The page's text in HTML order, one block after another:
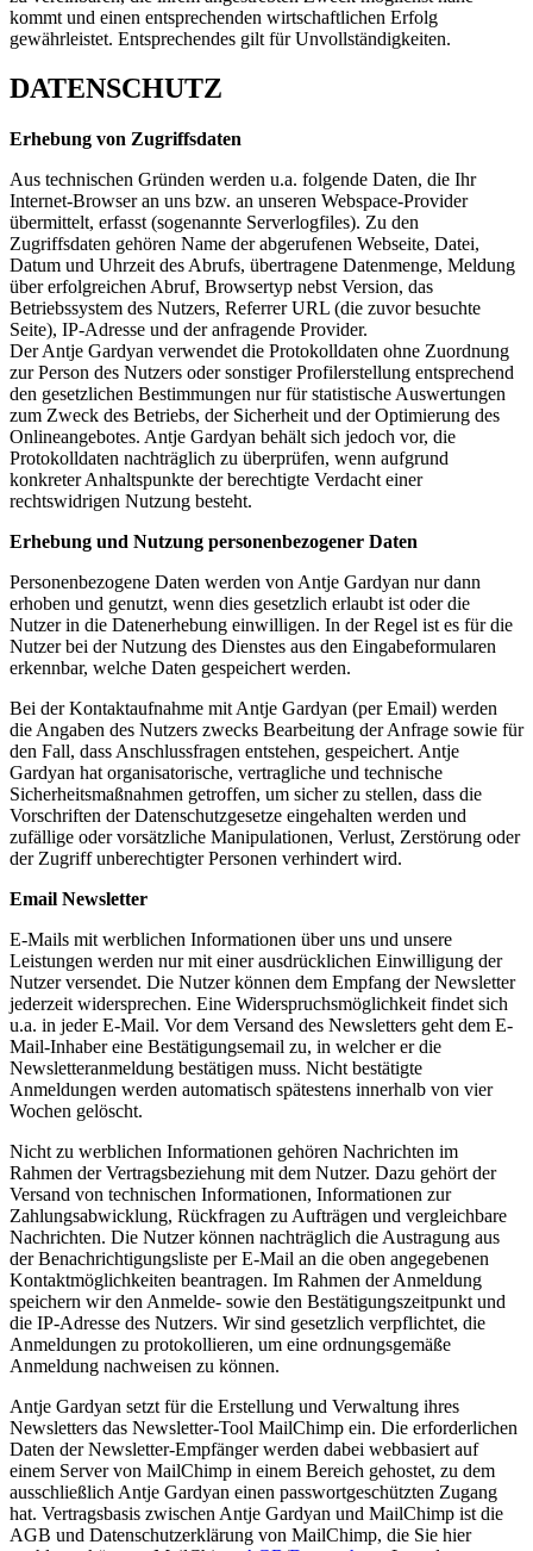
kommt und einen entsprechenden wirtschaftlichen Erfolg
gewährleistet. Entsprechendes gilt für Unvollständigkeiten.
DATENSCHUTZ
Erhebung von Zugriffsdaten
Aus technischen Gründen werden u.a. folgende Daten, die Ihr
Internet-Browser an uns bzw. an unseren Webspace-Provider
übermittelt, erfasst (sogenannte Serverlogfiles). Zu den
Zugriffsdaten gehören Name der abgerufenen Webseite, Datei,
Datum und Uhrzeit des Abrufs, übertragene Datenmenge, Meldung
über erfolgreichen Abruf, Browsertyp nebst Version, das
Betriebssystem des Nutzers, Referrer URL (die zuvor besuchte
Seite), IP-Adresse und der anfragende Provider.
Der Antje Gardyan verwendet die Protokolldaten ohne Zuordnung
zur Person des Nutzers oder sonstiger Profilerstellung entsprechend
den gesetzlichen Bestimmungen nur für statistische Auswertungen
zum Zweck des Betriebs, der Sicherheit und der Optimierung des
Onlineangebotes. Antje Gardyan behält sich jedoch vor, die
Protokolldaten nachträglich zu überprüfen, wenn aufgrund
konkreter Anhaltspunkte der berechtigte Verdacht einer
rechtswidrigen Nutzung besteht.
Erhebung und Nutzung personenbezogener Daten
Personenbezogene Daten werden von Antje Gardyan nur dann
erhoben und genutzt, wenn dies gesetzlich erlaubt ist oder die
Nutzer in die Datenerhebung einwilligen. In der Regel ist es für die
Nutzer bei der Nutzung des Dienstes aus den Eingabeformularen
erkennbar, welche Daten gespeichert werden.
Bei der Kontaktaufnahme mit Antje Gardyan (per Email) werden
die Angaben des Nutzers zwecks Bearbeitung der Anfrage sowie für
den Fall, dass Anschlussfragen entstehen, gespeichert. Antje
Gardyan hat organisatorische, vertragliche und technische
Sicherheitsmaßnahmen getroffen, um sicher zu stellen, dass die
Vorschriften der Datenschutzgesetze eingehalten werden und
zufällige oder vorsätzliche Manipulationen, Verlust, Zerstörung oder
der Zugriff unberechtigter Personen verhindert wird.
Email Newsletter
E-Mails mit werblichen Informationen über uns und unsere
Leistungen werden nur mit einer ausdrücklichen Einwilligung der
Nutzer versendet. Die Nutzer können dem Empfang der Newsletter
jederzeit widersprechen. Eine Widerspruchsmöglichkeit findet sich
u.a. in jeder E-Mail. Vor dem Versand des Newsletters geht dem E-
Mail-Inhaber eine Bestätigungsemail zu, in welcher er die
Newsletteranmeldung bestätigen muss. Nicht bestätigte
Anmeldungen werden automatisch spätestens innerhalb von vier
Wochen gelöscht.
Nicht zu werblichen Informationen gehören Nachrichten im
Rahmen der Vertragsbeziehung mit dem Nutzer. Dazu gehört der
Versand von technischen Informationen, Informationen zur
Zahlungsabwicklung, Rückfragen zu Aufträgen und vergleichbare
Nachrichten. Die Nutzer können nachträglich die Austragung aus
der Benachrichtigungsliste per E-Mail an die oben angegebenen
Kontaktmöglichkeiten beantragen. Im Rahmen der Anmeldung
speichern wir den Anmelde- sowie den Bestätigungszeitpunkt und
die IP-Adresse des Nutzers. Wir sind gesetzlich verpflichtet, die
Anmeldungen zu protokollieren, um eine ordnungsgemäße
Anmeldung nachweisen zu können.
Antje Gardyan setzt für die Erstellung und Verwaltung ihres
Newsletters das Newsletter-Tool MailChimp ein. Die erforderlichen
Daten der Newsletter-Empfänger werden dabei webbasiert auf
einem Server von MailChimp in einem Bereich gehostet, zu dem
ausschließlich Antje Gardyan einen passwortgeschützten Zugang
hat. Vertragsbasis zwischen Antje Gardyan und MailChimp ist die
AGB und Datenschutzerklärung von MailChimp, die Sie hier